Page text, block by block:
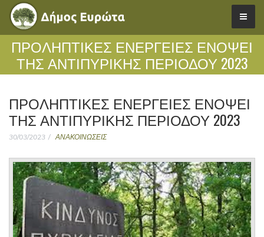
ΠΡΟΛΗΠΤΙΚΕΣ ΕΝΕΡΓΕΙΕΣ ΕΝΟΨΕΙ
ΤΗΣ ΑΝΤΙΠΥΡΙΚΗΣ ΠΕΡΙΟΔΟΥ 2023
ΠΡΟΛΗΠΤΙΚΕΣ ΕΝΕΡΓΕΙΕΣ ΕΝΟΨΕΙ
ΤΗΣ ΑΝΤΙΠΥΡΙΚΗΣ ΠΕΡΙΟΔΟΥ 2023
30/03/2023 ΑΝΑΚΟΙΝΩΣΕΙΣ